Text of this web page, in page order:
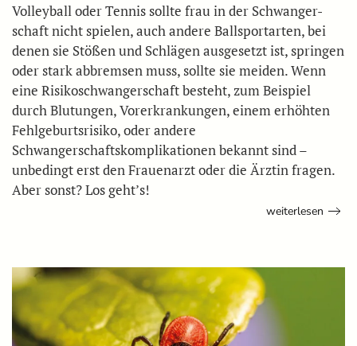
Volleyball oder Tennis sollte frau in der Schwanger-
schaft nicht spielen, auch andere Ballsportarten, bei
denen sie Stößen und Schlägen ausgesetzt ist, springen
oder stark abbremsen muss, sollte sie meiden. Wenn
eine Risikoschwangerschaft besteht, zum Beispiel
durch Blutungen, Vorerkrankungen, einem erhöhten
Fehlgeburtsrisiko, oder andere
Schwangerschaftskomplikationen bekannt sind –
unbedingt erst den Frauenarzt oder die Ärztin fragen.
Aber sonst? Los geht’s!
weiterlesen